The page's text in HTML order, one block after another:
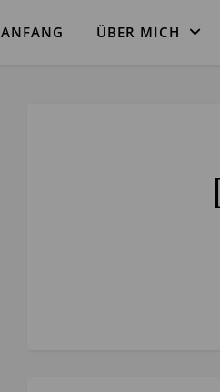
ANFANG ÜBER MICH